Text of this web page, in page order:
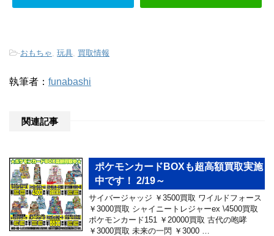
-おもちゃ 玩具 買取情報
執筆者： funabashi
関連記事
ポケモンカードBOXも超高額買取実施
中です！ 2/19～
サイバージャッジ ￥3500買取 ワイルドフォース
￥3000買取 シャイニートレジャーex \4500買取
ポケモンカード151 ￥20000買取 古代の咆哮
￥3000買取 未来の一閃 ￥3000 …